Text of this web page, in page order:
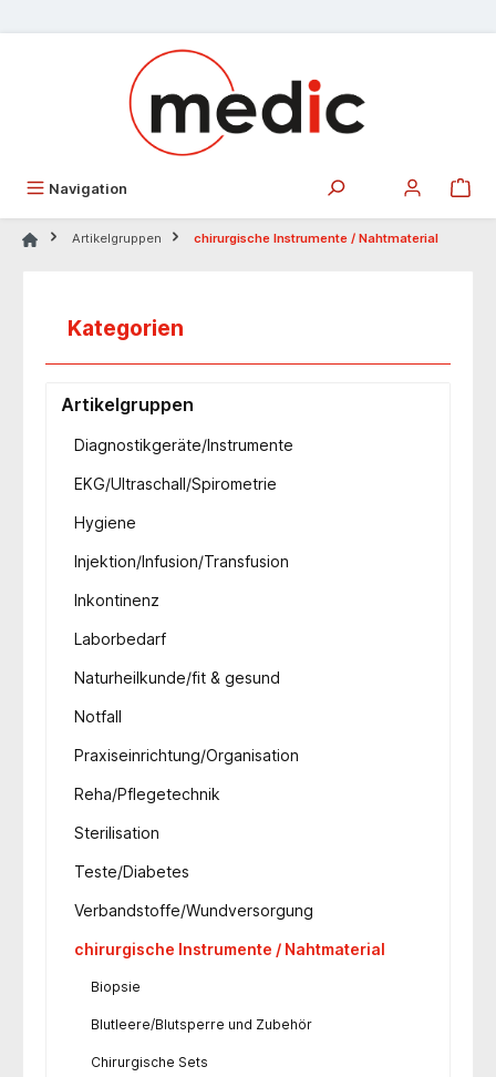
Navigation
Artikelgruppen chirurgische Instrumente / Nahtmaterial
Kategorien
Artikelgruppen
Diagnostikgeräte/Instrumente
EKG/Ultraschall/Spirometrie
Hygiene
Injektion/Infusion/Transfusion
Inkontinenz
Laborbedarf
Naturheilkunde/fit & gesund
Notfall
Praxiseinrichtung/Organisation
Reha/Pflegetechnik
Sterilisation
Teste/Diabetes
Verbandstoffe/Wundversorgung
chirurgische Instrumente / Nahtmaterial
Biopsie
Blutleere/Blutsperre und Zubehör
Chirurgische Sets